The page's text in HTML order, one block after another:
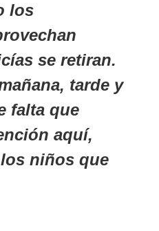
los
se retiran.
tarde y
falta que
aquí,
niños que